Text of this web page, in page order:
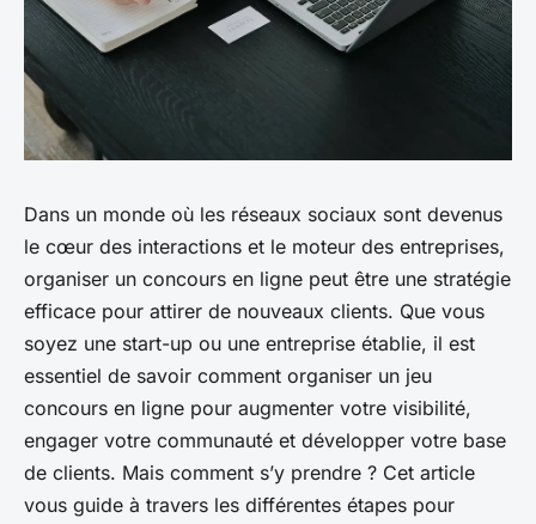
Dans un monde où les réseaux sociaux sont devenus
le cœur des interactions et le moteur des entreprises,
organiser un concours en ligne peut être une stratégie
efficace pour attirer de nouveaux clients. Que vous
soyez une start-up ou une entreprise établie, il est
essentiel de savoir comment organiser un jeu
concours en ligne pour augmenter votre visibilité,
engager votre communauté et développer votre base
de clients. Mais comment s’y prendre ? Cet article
vous guide à travers les différentes étapes pour